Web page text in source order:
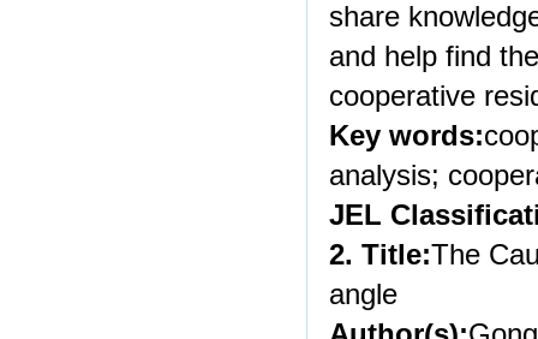
share
and help find
cooperative
Key words:
analysis;
JEL
2. Title:The
angle